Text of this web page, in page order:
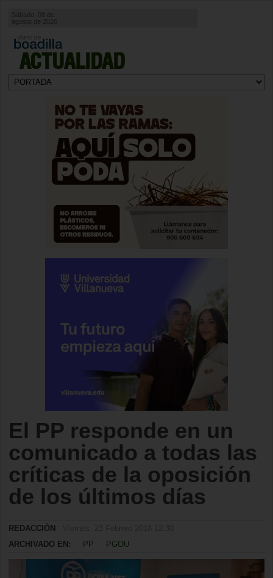
ACTUALIDAD
Sábado, 08 de
agosto de 2026
El PP responde en un
comunicado a todas las
críticas de la oposición
de los últimos días
REDACCIÓN
ARCHIVADO EN:
PP PGOU